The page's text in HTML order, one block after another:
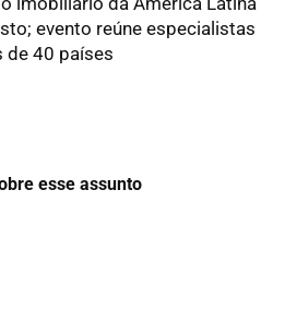
evento reúne especialistas
de 40 países
esse assunto